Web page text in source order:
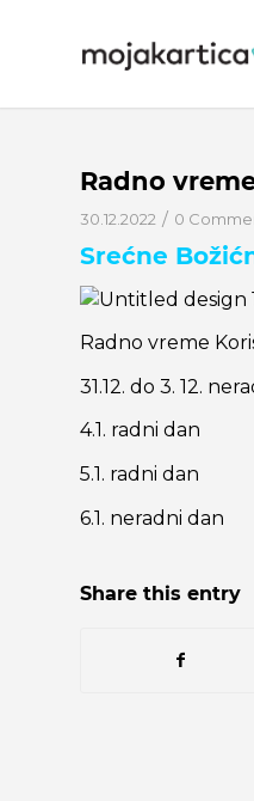
Radno
30.12.2022 / 0
Srećne
Radno vreme
31.12. do 3. 12.
4.1. radni dan
5.1. radni dan
6.1. neradni dan
Share this entry